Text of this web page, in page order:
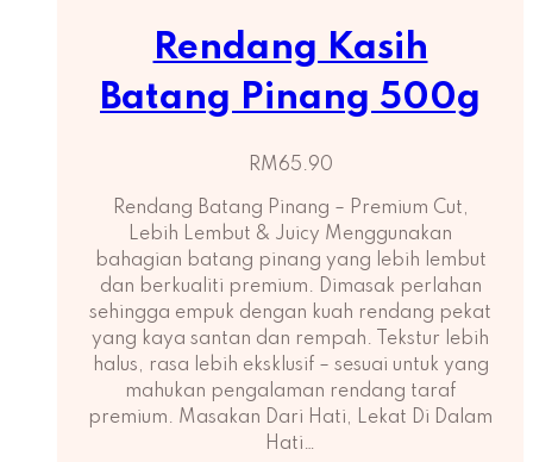
Rendang Kasih
Batang Pinang 500g
RM65.90
Rendang Batang Pinang – Premium Cut,
Lebih Lembut & Juicy Menggunakan
bahagian batang pinang yang lebih lembut
dan berkualiti premium. Dimasak perlahan
sehingga empuk dengan kuah rendang pekat
yang kaya santan dan rempah. Tekstur lebih
halus, rasa lebih eksklusif – sesuai untuk yang
mahukan pengalaman rendang taraf
premium. Masakan Dari Hati, Lekat Di Dalam
Hati…